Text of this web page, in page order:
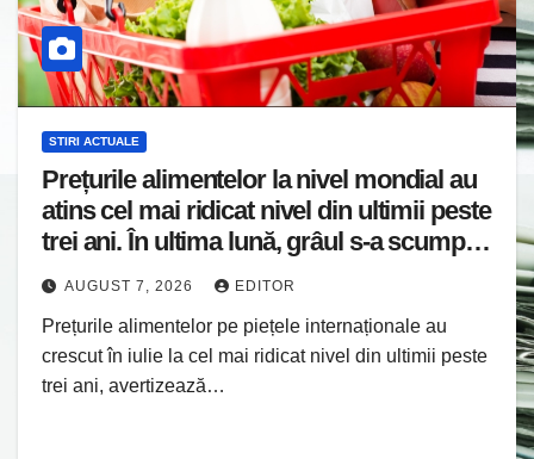
STIRI ACTUALE
Prețurile alimentelor la nivel mondial au
atins cel mai ridicat nivel din ultimii peste
trei ani. În ultima lună, grâul s-a scumpit
cel mai mult (+5,8%), pe fondul secetei,
va perturba din nou exporturile prin
Marea Neagră.
AUGUST 7, 2026 EDITOR
Prețurile alimentelor pe piețele internaționale au
crescut în iulie la cel mai ridicat nivel din ultimii peste
trei ani, avertizează…